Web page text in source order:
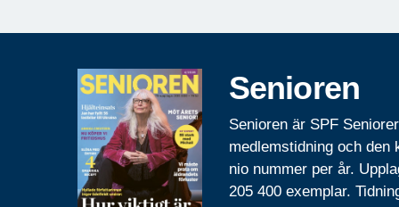
Senioren
Senioren är SPF
medlemstidning och den
nio nummer per år.
205 400 exemplar.